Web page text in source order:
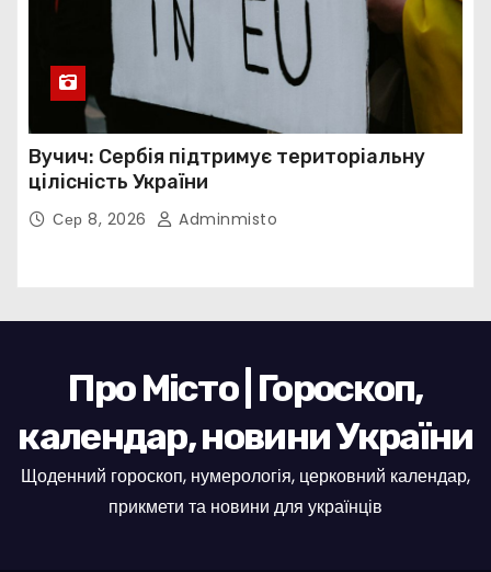
Вучич: Сербія підтримує територіальну
цілісність України
Сер 8, 2026 Adminmisto
Про Місто | Гороскоп,
календар, новини України
Щоденний гороскоп, нумерологія, церковний календар,
прикмети та новини для українців